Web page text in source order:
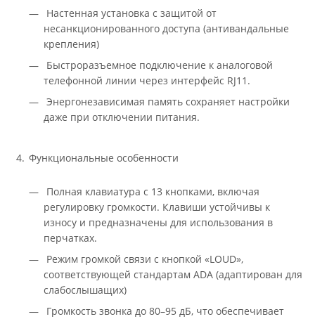
Настенная установка с защитой от
несанкционированного доступа (антивандальные
крепления)
Быстроразъемное подключение к аналоговой
телефонной линии через интерфейс RJ11.
Энергонезависимая память сохраняет настройки
даже при отключении питания.
Функциональные особенности
Полная клавиатура с 13 кнопками, включая
регулировку громкости. Клавиши устойчивы к
износу и предназначены для использования в
перчатках.
Режим громкой связи с кнопкой «LOUD»,
соответствующей стандартам ADA (адаптирован для
слабослышащих)
Громкость звонка до 80–95 дБ, что обеспечивает